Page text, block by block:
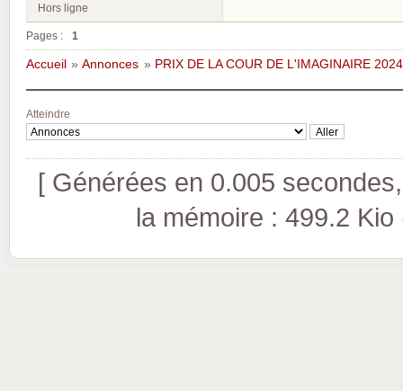
Hors ligne
Pages : 1
Accueil »Annonces » PRIX DE LA COUR DE L'IMAGINAIRE 2024
Atteindre
[ Générées en 0.005
la mémoire : 499.2